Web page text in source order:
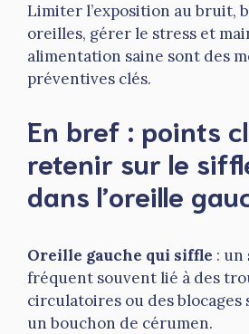
Limiter l’exposition au bruit,
oreilles, gérer le stress et
alimentation saine sont des
préventives clés.
En bref : points
retenir sur le
dans l’oreille
Oreille gauche qui siffle : un
fréquent souvent lié à des
circulatoires ou des blocages
un bouchon de cérumen.